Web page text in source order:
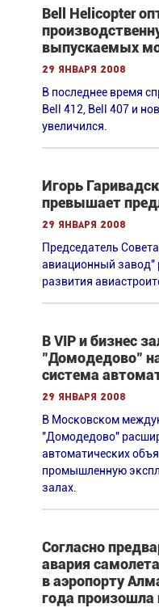
Bell Helicopter
выпускаемых
29 января 2008
В последнее время
Bell 412, Bell 407 и
увеличился.
Игорь
превышает
29 января 2008
Председатель
авиационный завод"
развития
В VIP и бизнес
"Домодедово"
система
29 января 2008
В Московском
"Домодедово"
автоматических
промышленную
залах.
Согласно
авария
в аэропорту
года произошла